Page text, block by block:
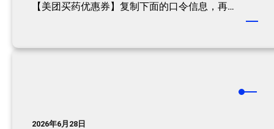
【美团买药优惠券】复制下面的口令信息，再…
2026年6月28日